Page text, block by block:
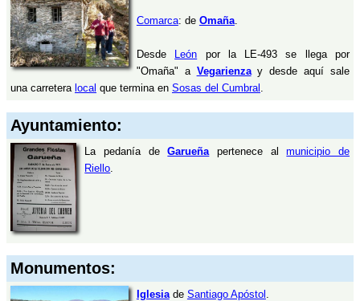
Comarca: de Omaña.
Desde León por la LE-493 se llega por
"Omaña" a Vegarienzay desde aquí sale
una carretera local que termina en Sosas del Cumbral .
Ayuntamiento:
La pedanía deGarueñapertenece almunicipio de
Riello.
Monumentos:
Iglesiade Santiago Apóstol .